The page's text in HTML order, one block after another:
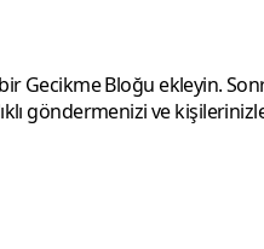
Gecikme Bloğuekleyin.
göndermenizi ve